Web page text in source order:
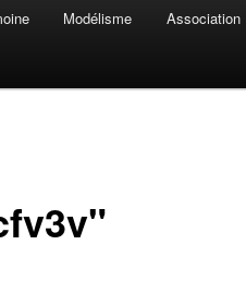
Modélisme Association